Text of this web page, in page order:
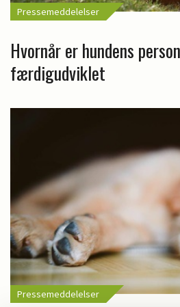
Pressemeddelelser
Hvornår er hundens
færdigudviklet
Pressemeddelelser